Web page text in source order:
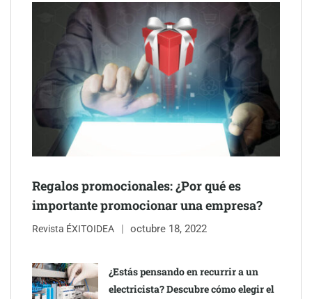
Regalos promocionales: ¿Por qué es
importante promocionar una empresa?
Revista ÉXITOIDEA octubre 18, 2022
¿Estás pensando en recurrir a un
electricista? Descubre cómo elegir el